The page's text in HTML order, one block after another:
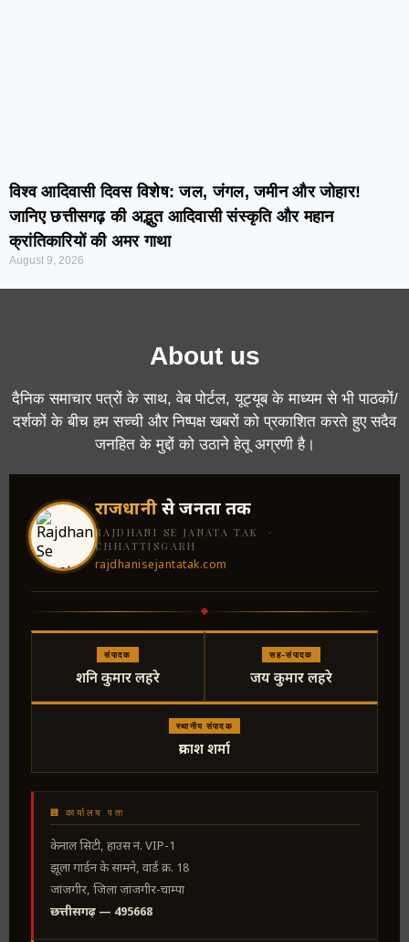
विश्व आदिवासी दिवस विशेष: जल, जंगल, जमीन और जोहार!
जानिए छत्तीसगढ़ की अद्भुत आदिवासी संस्कृति और महान
क्रांतिकारियों की अमर गाथा
August 9, 2026
About us
दैनिक समाचार पत्रों के साथ, वेब पोर्टल, यूट्यूब के माध्यम से भी पाठकों/
दर्शकों के बीच हम सच्ची और निष्पक्ष खबरों को प्रकाशित करते हुए सदैव
जनहित के मुद्दों को उठाने हेतू अग्रणी है।
राजधानीसे जनता तक
RAJDHANI SE JANATA TAK ·
CHHATTISGARH
rajdhanisejantatak.com
संपादक
शनि कुमार लहरे
सह-संपादक
जय कुमार लहरे
स्थानीय संपादक
प्रकाश शर्मा
🏢 कार्यालय पता
केनाल सिटी, हाउस नं. VIP-1
झूला गार्डन के सामने, वार्ड क्र. 18
जांजगीर, जिला जांजगीर-चाम्पा
छत्तीसगढ़ — 495668